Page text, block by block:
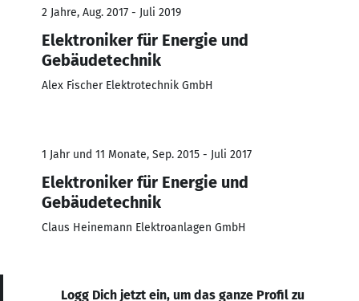
2 Jahre, Aug. 2017 - Juli 2019
Elektroniker für Energie und
Gebäudetechnik
Alex Fischer Elektrotechnik GmbH
1 Jahr und 11 Monate, Sep. 2015 - Juli 2017
Elektroniker für Energie und
Gebäudetechnik
Claus Heinemann Elektroanlagen GmbH
Logg Dich jetzt ein, um das ganze Profil zu